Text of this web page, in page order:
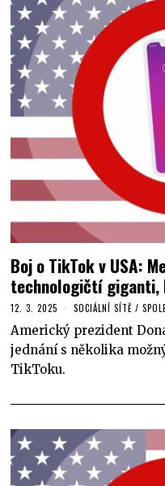
Boj o TikTok v USA:
technologičtí giganti,
12. 3. 2025 SOCIÁLNÍ SÍTĚ /
Americký prezident
jednání s několika
TikToku.